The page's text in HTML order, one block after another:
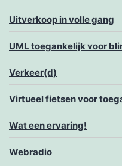
Uitverkoop in volle gang
UML toegankelijk voor
Verkeer(d)
Virtueel fietsen voor
Wat een ervaring!
Webradio